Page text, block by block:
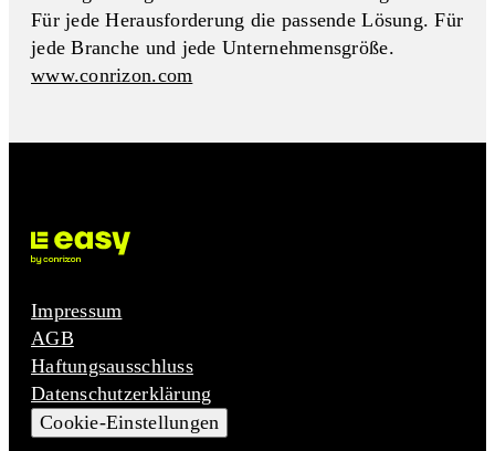
Für jede Herausforderung die passende Lösung. Für
jede Branche und jede Unternehmensgröße.
www.conrizon.com
Impressum
AGB
Haftungsausschluss
Datenschutzerklärung
Cookie-Einstellungen